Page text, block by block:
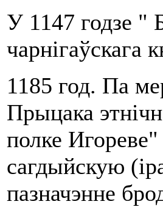
У 1147 годзе "
чарнігаўскага
1185 год. Па
Прыцака
полке Игореве"
сагдыйскую
пазначэнне